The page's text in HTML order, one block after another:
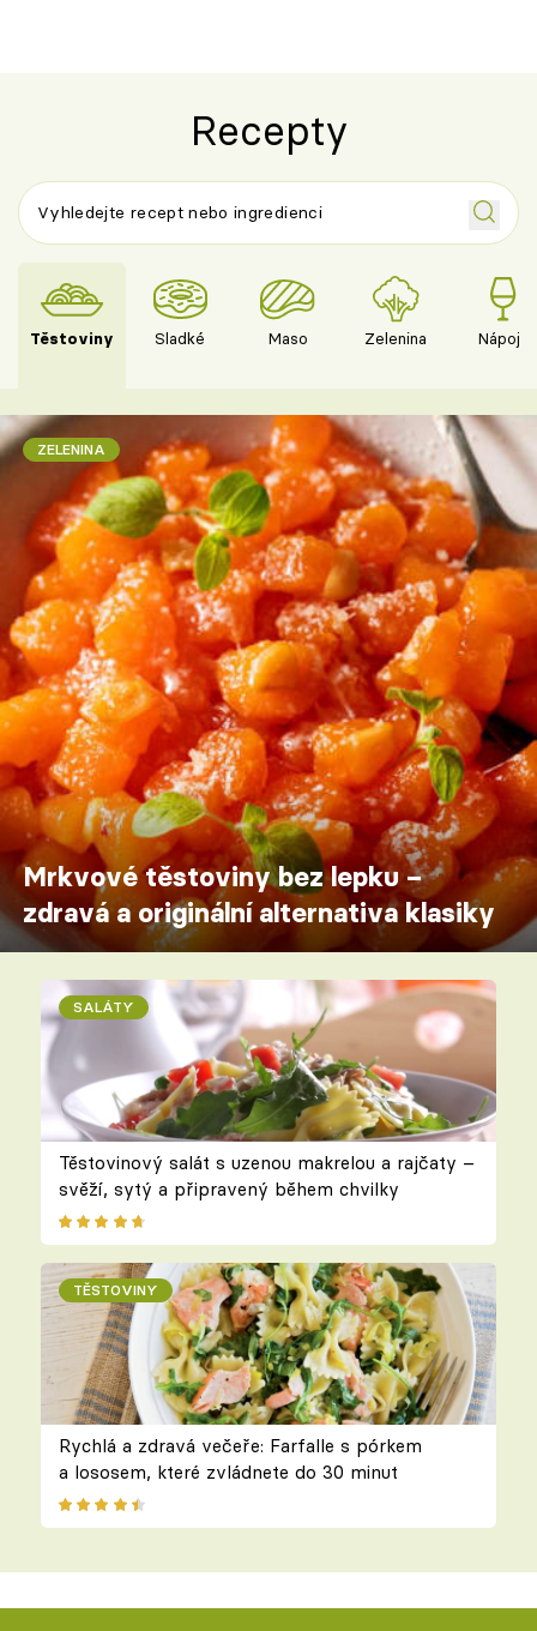
Recepty
Těstoviny Sladké Maso Zelenina Nápoje
ZELENINA
Mrkvové těstoviny bez lepku –
zdravá a originální alternativa klasiky
SALÁTY
Těstovinový salát s uzenou makrelou a rajčaty –
svěží, sytý a připravený během chvilky
TĚSTOVINY
Rychlá a zdravá večeře: Farfalle s pórkem
a lososem, které zvládnete do 30 minut